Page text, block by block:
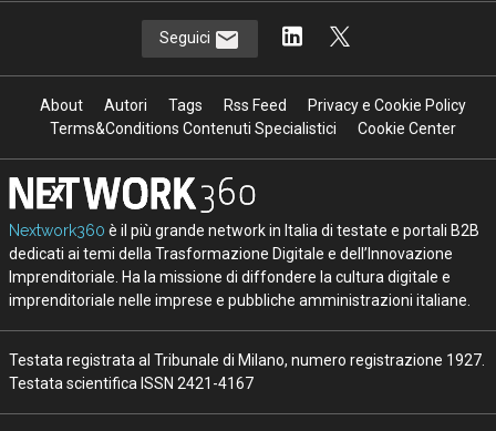
Seguici
About Autori Tags Rss Feed
Privacy e Cookie Policy
Terms&Conditions Contenuti Specialistici
Cookie Center
Nextwork360 è il più grande network in Italia di testate e portali B2B
dedicati ai temi della Trasformazione Digitale e dell’Innovazione
Imprenditoriale. Ha la missione di diffondere la cultura digitale e
imprenditoriale nelle imprese e pubbliche amministrazioni italiane.
Testata registrata al Tribunale di Milano, numero registrazione 1927.
Testata scientifica ISSN 2421-4167